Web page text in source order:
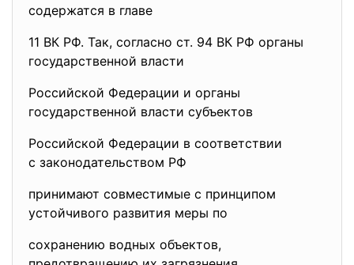
содержатся в главе
11 ВК РФ. Так, согласно ст. 94 ВК РФ органы
государственной власти
Российской Федерации и органы
государственной власти субъектов
Российской Федерации в соответствии
с законодательством РФ
принимают совместимые с принципом
устойчивого развития меры по
сохранению водных объектов,